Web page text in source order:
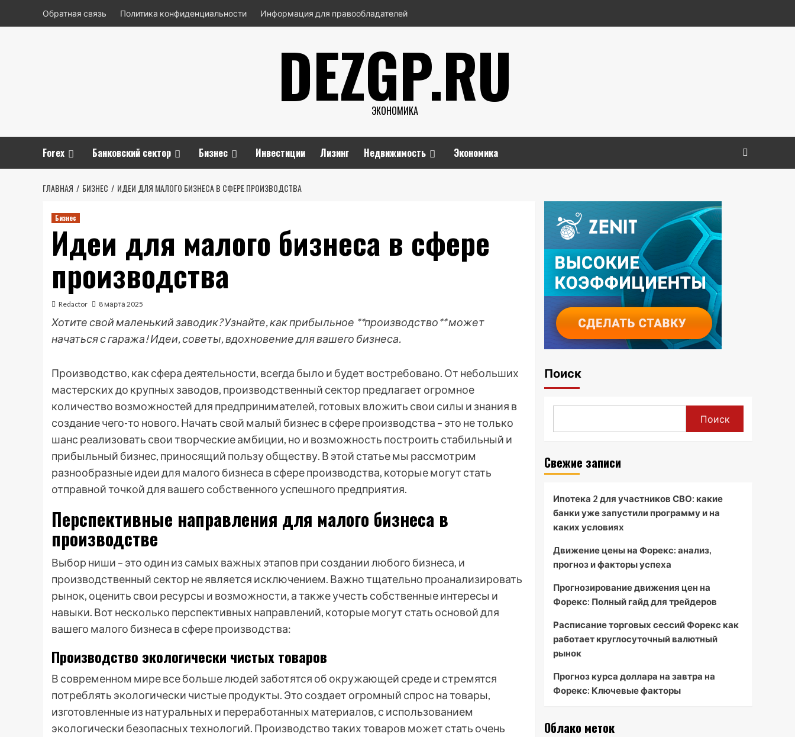
Обратная связь Политика конфиденциальности Информация для правообладателей
DEZGP.RU
ЭКОНОМИКА
Forex Банковский сектор Бизнес Инвестиции Лизинг Недвижимость Экономика
ГЛАВНАЯ БИЗНЕС ИДЕИ ДЛЯ МАЛОГО БИЗНЕСА В СФЕРЕ ПРОИЗВОДСТВА
Бизнес
Идеи для малого бизнеса в сфере
производства
Redactor 8 марта 2025
Хотите свой маленький заводик? Узнайте, как прибыльное **производство** может
начаться с гаража! Идеи, советы, вдохновение для вашего бизнеса.
Производство, как сфера деятельности, всегда было и будет востребовано. От небольших
мастерских до крупных заводов, производственный сектор предлагает огромное
количество возможностей для предпринимателей, готовых вложить свои силы и знания в
создание чего-то нового. Начать свой малый бизнес в сфере производства – это не только
шанс реализовать свои творческие амбиции, но и возможность построить стабильный и
прибыльный бизнес, приносящий пользу обществу. В этой статье мы рассмотрим
разнообразные идеи для малого бизнеса в сфере производства, которые могут стать
отправной точкой для вашего собственного успешного предприятия.
Перспективные направления для малого бизнеса в
производстве
Выбор ниши – это один из самых важных этапов при создании любого бизнеса, и
производственный сектор не является исключением. Важно тщательно проанализировать
рынок, оценить свои ресурсы и возможности, а также учесть собственные интересы и
навыки. Вот несколько перспективных направлений, которые могут стать основой для
вашего малого бизнеса в сфере производства:
Производство экологически чистых товаров
В современном мире все больше людей заботятся об окружающей среде и стремятся
потреблять экологически чистые продукты. Это создает огромный спрос на товары,
изготовленные из натуральных и переработанных материалов, с использованием
экологически безопасных технологий. Производство таких товаров может стать очень
Поиск
Поиск
Свежие записи
Ипотека 2 для участников СВО: какие
банки уже запустили программу и на
каких условиях
Движение цены на Форекс: анализ,
прогноз и факторы успеха
Прогнозирование движения цен на
Форекс: Полный гайд для трейдеров
Расписание торговых сессий Форекс как
работает круглосуточный валютный
рынок
Прогноз курса доллара на завтра на
Форекс: Ключевые факторы
Облако меток